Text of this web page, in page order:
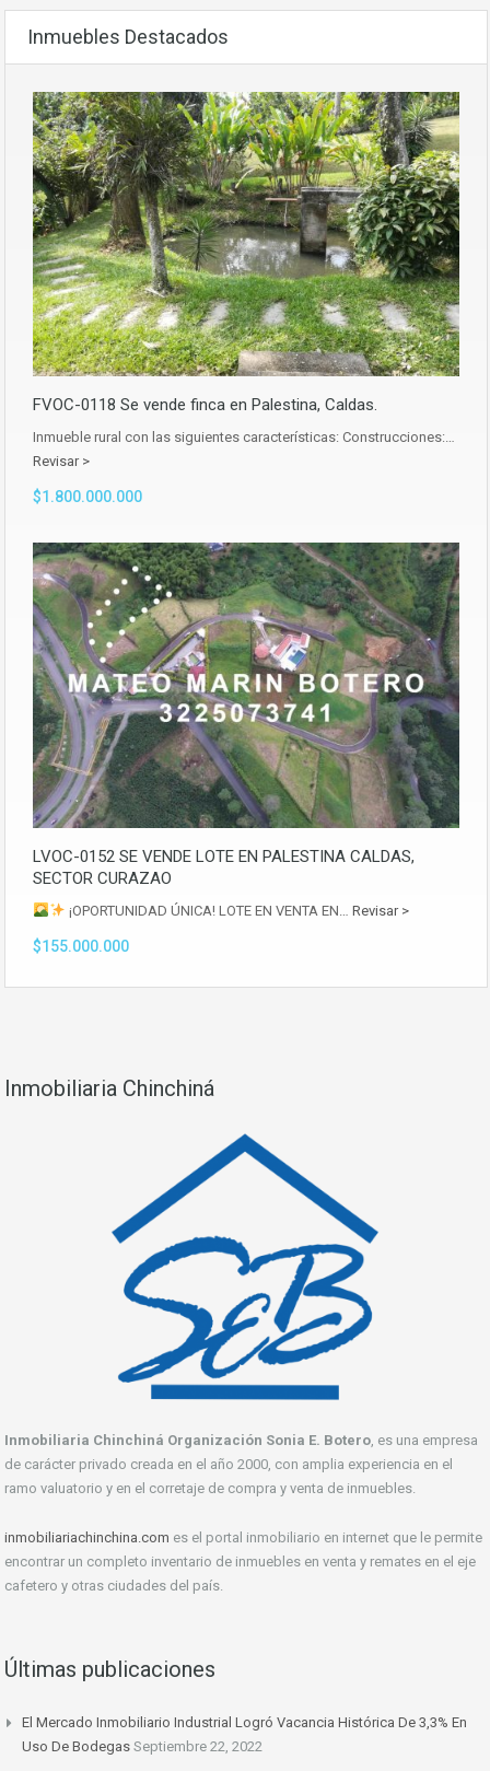
Inmuebles Destacados
FVOC-0118 Se vende finca en Palestina, Caldas.
Inmueble rural con las siguientes características: Construcciones:…
Revisar >
$1.800.000.000
LVOC-0152 SE VENDE LOTE EN PALESTINA CALDAS,
SECTOR CURAZAO
¡OPORTUNIDAD ÚNICA! LOTE EN VENTA EN… Revisar >
$155.000.000
Inmobiliaria Chinchiná
Inmobiliaria Chinchiná Organización Sonia E. Botero , es una empresa
de carácter privado creada en el año 2000, con amplia experiencia en el
ramo valuatorio y en el corretaje de compra y venta de inmuebles.
inmobiliariachinchina.com es el portal inmobiliario en internet que le permite
encontrar un completo inventario de inmuebles en venta y remates en el eje
cafetero y otras ciudades del país.
Últimas publicaciones
El Mercado Inmobiliario Industrial Logró Vacancia Histórica De 3,3% En
Uso De Bodegas Septiembre 22, 2022